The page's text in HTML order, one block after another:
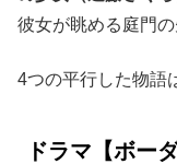
彼女が眺める庭門
4つの平行した物語
ドラマ【ボー